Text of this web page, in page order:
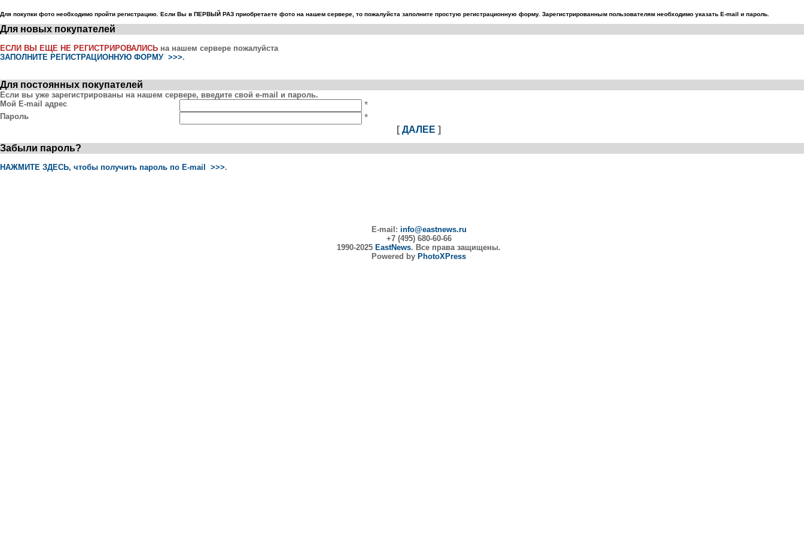
Для покупки фото необходимо пройти регистрацию. Если Вы в ПЕРВЫЙ РАЗ приобретаете фото на нашем сервере, то пожалуйста заполните простую регистрационную форму. Зарегистрированным пользователям необходимо указать E-mail и пароль.
Для новых покупателей
ЕСЛИ ВЫ ЕЩЕ НЕ РЕГИСТРИРОВАЛИСЬ на нашем сервере пожалуйста
ЗАПОЛНИТЕ РЕГИСТРАЦИОННУЮ ФОРМУ >>>.
Для постоянных покупателей
Если вы уже зарегистрированы на нашем сервере, введите свой e-mail и пароль.
Мой E-mail адрес
*
Пароль
*
[ ДАЛЕЕ ]
Забыли пароль?
НАЖМИТЕ ЗДЕСЬ, чтобы получить пароль по E-mail >>>.
E-mail: info@eastnews.ru
+7 (495) 680-60-66
1990-2025 EastNews. Все права защищены.
Powered by PhotoXPress